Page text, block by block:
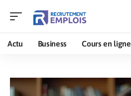
Actu Business Cours en ligne